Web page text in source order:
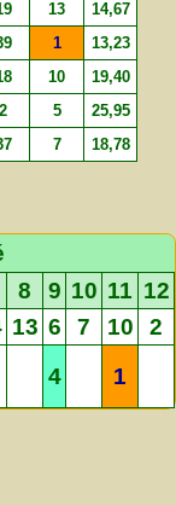
13 14,67
1 13,23
10 19,40
2 5 25,95
7 18,78
8 9 10 11 12
13 6 7 10
2
4 1